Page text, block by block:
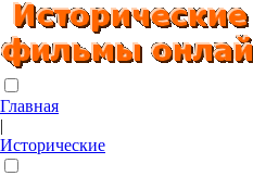
Главная
|
Исторические